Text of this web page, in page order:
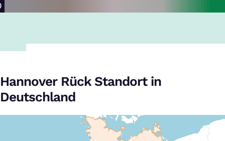
Hannover Rück Standort in
Deutschland